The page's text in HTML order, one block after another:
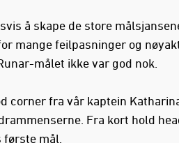
å skape de store
mange feilpasninger og
målet ikke var god nok.
corner fra vår kaptein
Fra kort hold
mål.